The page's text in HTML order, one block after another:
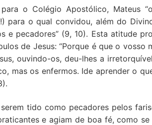
o Colégio Apostólico, Mateus
para o qual convidou, além do
e pecadores” (9, 10). Esta atitude
de Jesus: “Porque é que o vosso
ouvindo-os, deu-lhes a
mas os enfermos. Ide aprender o
tido como pecadores pelos
e agiam de boa fé, como